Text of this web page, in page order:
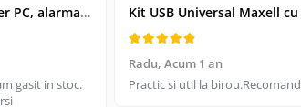
Mini difuzor Buzzer PC, alarma sonora pentru placa de baza PC
gasit in stoc.
Radu, Acum 1 an
Practic si util la birou.Recomand